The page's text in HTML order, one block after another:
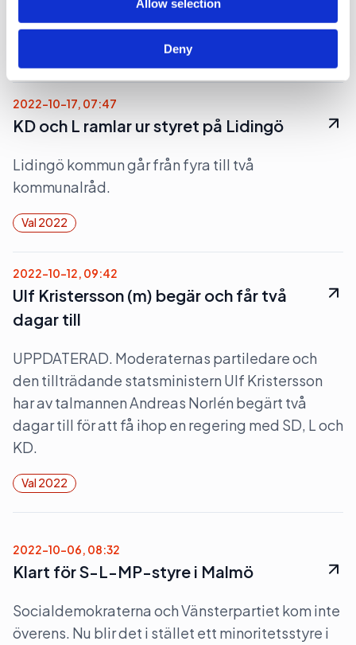
Allow selection
Deny
detta står att läsa i Vänsterpartiets valanalys.
2022-10-17, 07:47
KD och L ramlar ur styret på Lidingö
Lidingö kommun går från fyra till två
kommunalråd.
Val 2022
2022-10-12, 09:42
Ulf Kristersson (m) begär och får två
dagar till
UPPDATERAD. Moderaternas partiledare och
den tillträdande statsministern Ulf Kristersson
har av talmannen Andreas Norlén begärt två
dagar till för att få ihop en regering med SD, L och
KD.
Val 2022
2022-10-06, 08:32
Klart för S-L-MP-styre i Malmö
Socialdemokraterna och Vänsterpartiet kom inte
överens. Nu blir det i stället ett minoritetsstyre i